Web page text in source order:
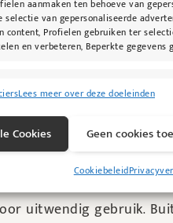
aanmaken ten behoeve van
selectie van gepersonaliseerde
content, Profielen gebruiken ter
en verbeteren, Beperkte
linken, Apparaten identificeren
beveiliging, fraude
Advertenties en content
Lees meer over deze doeleinden
Cookies Geen cookies
Cookiebeleid
kleine beetjes
resultaat brengt u
uitwendig gebruik.